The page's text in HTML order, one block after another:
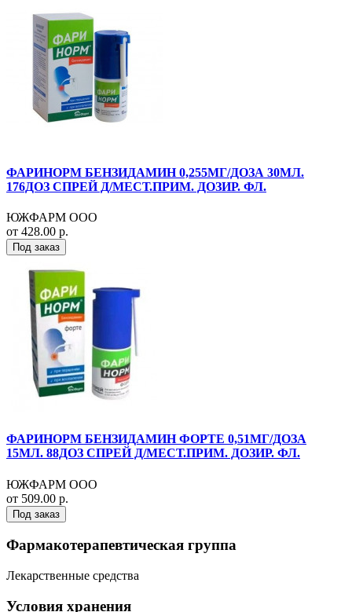
ФАРИНОРМ БЕНЗИДАМИН 0,255МГ/ДОЗА 30МЛ.
176ДОЗ СПРЕЙ Д/МЕСТ.ПРИМ. ДОЗИР. ФЛ.
ЮЖФАРМ ООО
от 428.00 р.
Под заказ
ФАРИНОРМ БЕНЗИДАМИН ФОРТЕ 0,51МГ/ДОЗА
15МЛ. 88ДОЗ СПРЕЙ Д/МЕСТ.ПРИМ. ДОЗИР. ФЛ.
ЮЖФАРМ ООО
от 509.00 р.
Под заказ
Фармакотерапевтическая группа
Лекарственные средства
Условия хранения